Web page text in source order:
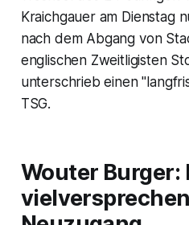
Kraichgauer am Dienstag
nach dem Abgang von
englischen Zweitligisten
unterschrieb einen
TSG.
Wouter Burger: